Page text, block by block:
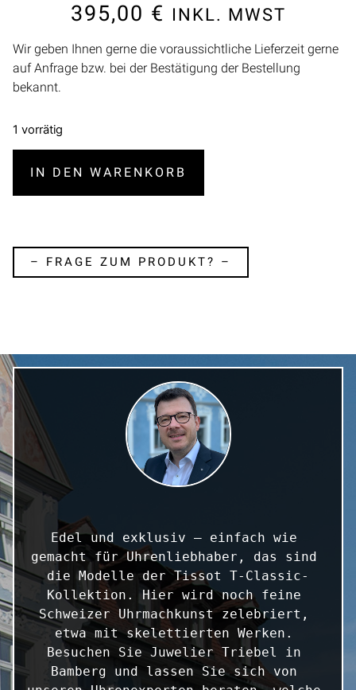
395,00 € INKL. MWST
Wir geben Ihnen gerne die voraussichtliche Lieferzeit gerne
auf Anfrage bzw. bei der Bestätigung der Bestellung
bekannt.
1 vorrätig
IN DEN WARENKORB
– FRAGE ZUM PRODUKT? –
Edel und exklusiv – einfach wie
gemacht für Uhrenliebhaber, das sind
die Modelle der Tissot T-Classic-
Kollektion. Hier wird noch feine
Schweizer Uhrmachkunst zelebriert,
etwa mit skelettierten Werken.
Besuchen Sie Juwelier Triebel in
Bamberg und lassen Sie sich von